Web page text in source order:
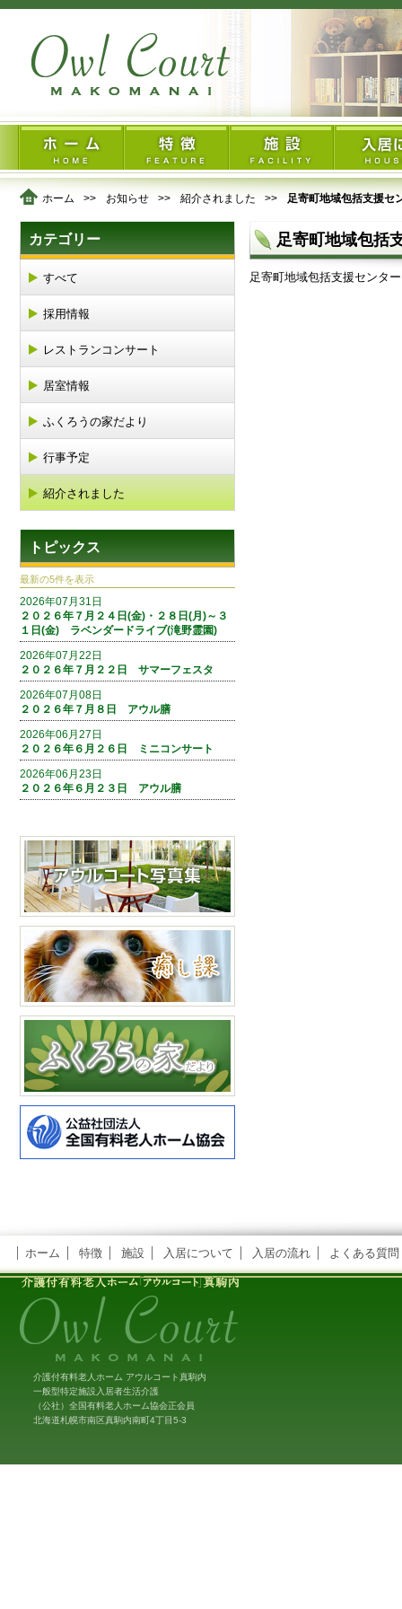
ホーム お知らせ 紹介されました 足寄町地域包括支援セ
カテゴリー
すべて
採用情報
レストランコンサート
居室情報
ふくろうの家だより
行事予定
紹介されました
トピックス
最新の5件を表示
2026年07月31日
２０２６年７月２４日(金)・２８日(月)～３
１日(金) ラベンダードライブ(滝野霊園)
2026年07月22日
２０２６年７月２２日 サマーフェスタ
2026年07月08日
２０２６年７月８日 アウル膳
2026年06月27日
２０２６年６月２６日 ミニコンサート
2026年06月23日
２０２６年６月２３日 アウル膳
足寄町地域包括
足寄町地域包括支援センター
ホーム 特徴 施設 入居について 入居の流れ よくある質問
介護付有料老人ホーム アウルコート真駒内
一般型特定施設入居者生活介護
（公社）全国有料老人ホーム協会正会員
北海道札幌市南区真駒内南町4丁目5-3